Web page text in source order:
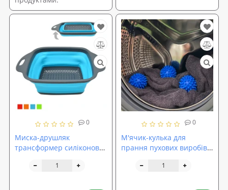
0
Миска-друшляк
трансформер силіконова
Stenson (MH-3825M)
0
М'ячик-кулька для
прання пухових виробів,
білизни та іншого одягу